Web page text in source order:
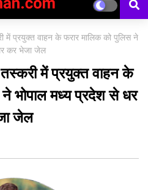
प्रयुक्त वाहन के फरार मालिक को पुलिस ने
कर भेजा जेल
में प्रयुक्त वाहन के
भोपाल मध्य प्रदेश से धर
जेल